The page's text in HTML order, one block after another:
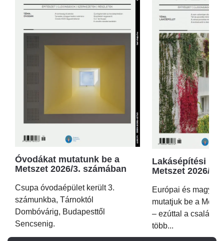
Óvodákat mutatunk be a
Metszet 2026/3. számában
Csupa óvodaépület került 3.
számunkba, Tárnoktól
Dombóvárig, Budapesttől
Sencsenig.
Lakásépítési
Metszet 2026/2.
Európai és magyar
mutatjuk be a
– ezúttal a családi
több...